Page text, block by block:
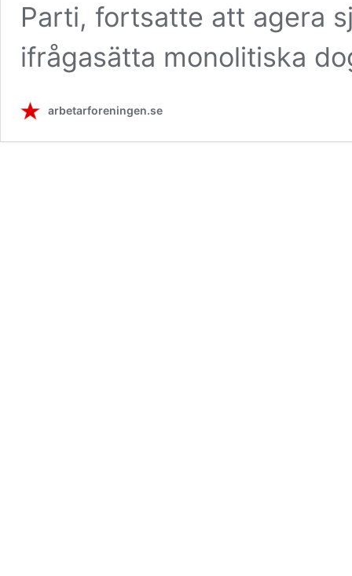
Parti, fortsatte att agera
ifrågasätta monolitiska
arbetarforeningen.se